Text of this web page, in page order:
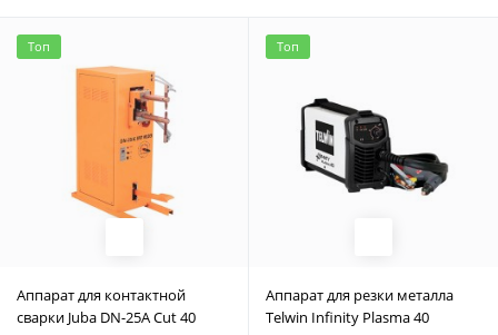
Топ
Аппарат для контактной
сварки Juba DN-25A Cut 40
Топ
Аппарат для резки металла
Telwin Infinity Plasma 40